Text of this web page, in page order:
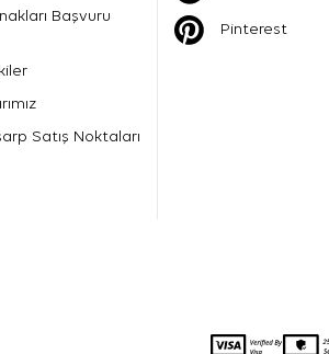
Başvuru
Satış Noktaları
Pinterest